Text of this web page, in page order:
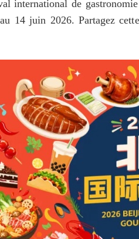
international de
14 juin 2026. Partagez